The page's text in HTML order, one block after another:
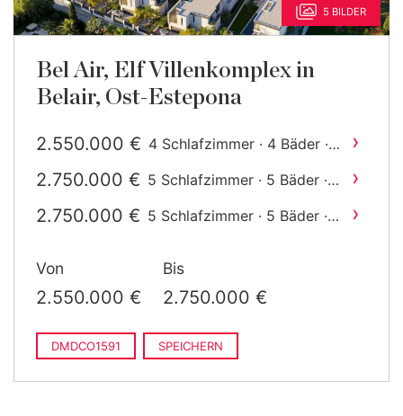
5 BILDER
Bel Air, Elf Villenkomplex in
Belair, Ost-Estepona
2.550.000 € 4 Schlafzimmer · 4 Bäder ·
›
2.750.000 € 5 Schlafzimmer · 5 Bäder ·
›
2.750.000 € 5 Schlafzimmer · 5 Bäder ·
›
Von
2.550.000 €
Bis
2.750.000 €
DMDCO1591 SPEICHERN